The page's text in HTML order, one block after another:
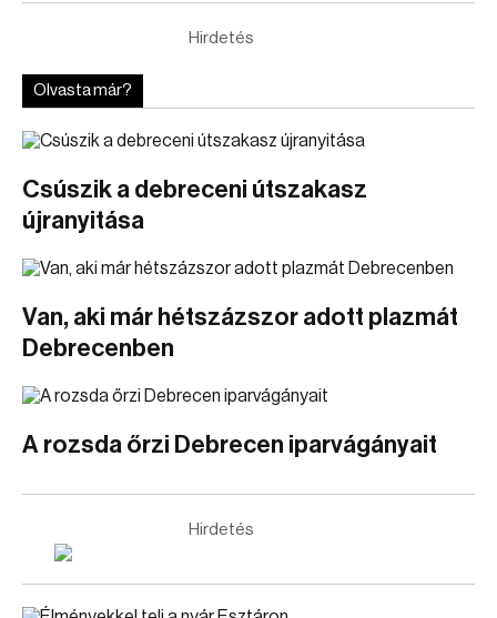
Hirdetés
Olvasta már?
Csúszik a debreceni útszakasz
újranyitása
Van, aki már hétszázszor adott plazmát
Debrecenben
A rozsda őrzi Debrecen iparvágányait
Hirdetés